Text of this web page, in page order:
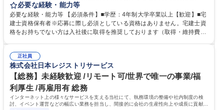
貸運営、売却、仲介・活用提案等を行う営業部門において事務業務を担当
いただきます。 【詳細】・契約書管理、契約書製本、捺印対応、ファイリ
ング、登記簿取得、調書取得・支払業務（各種費用支払、支払管理、請
求・支払データ登録、取引先マスター申請対応）・予算作成及び予実管
の他に担当頂く業務が発生する場合があります。 募集職種 【営業事務】
業務職/三井物産グループ/平均残業時間10H/完全週休2日
必要な経験・能力等
必要な経験・能力等 【必須条件】■学歴：4年制大学卒業以上【歓迎】■宅
建士資格保有者※応募に際し必須としている資格はありません。宅建士資
格をお持ちでない方は入社後に取得を推奨しております（取得・維持費用
ション力がある方。 ・チャレンジを厭わず、粘り強く業務に取り組める
方。多様な関係者と謙虚に信頼関係を構築でき、期限を意識したスケジュ
ール管理が出来る方。※将来的に他部署（営業部門、コーポレート部門）
へのジョブローテーションの可能性があります。 学歴・資格 学歴：大学
院 大学 語学力： 資格：宅地建物取引士
正社員
株式会社日本レジストリサービス
【総務】未経験歓迎 /リモート可/世界で唯一の事業/福
利厚生 /再雇用有 総務
インターネット上の様々なサービスを支える当社にて、執務環境の整備や社内制度の検
討、イベント運営などの幅広い業務を担当し、間接的に会社の生産性向上や成長に貢献し